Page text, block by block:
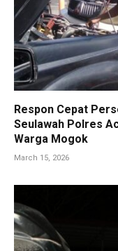
Respon Cepat
Seulawah Polres
Warga Mogok
March 15, 2026